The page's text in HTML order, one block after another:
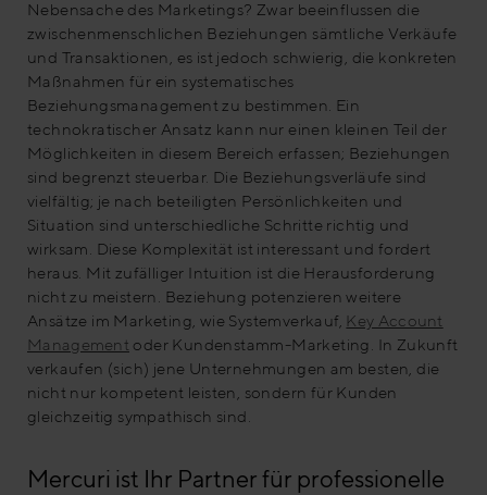
Nebensache des Marketings? Zwar beeinflussen die
zwischenmenschlichen Beziehungen sämtliche Verkäufe
und Transaktionen, es ist jedoch schwierig, die konkreten
Maßnahmen für ein systematisches
Beziehungsmanagement zu bestimmen. Ein
technokratischer Ansatz kann nur einen kleinen Teil der
Möglichkeiten in diesem Bereich erfassen; Beziehungen
sind begrenzt steuerbar. Die Beziehungsverläufe sind
vielfältig; je nach beteiligten Persönlichkeiten und
Situation sind unterschiedliche Schritte richtig und
wirksam. Diese Komplexität ist interessant und fordert
heraus. Mit zufälliger Intuition ist die Herausforderung
nicht zu meistern. Beziehung potenzieren weitere
Ansätze im Marketing, wie Systemverkauf, Key Account
Management oder Kundenstamm-Marketing. In Zukunft
verkaufen (sich) jene Unternehmungen am besten, die
nicht nur kompetent leisten, sondern für Kunden
gleichzeitig sympathisch sind.
Mercuri ist Ihr Partner für professionelle